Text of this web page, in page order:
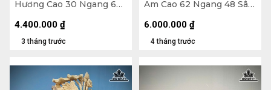
Hương Cao 30 Ngang 66
3 tháng trước
4.400.000 ₫
Am Cao 62 Ngang 48 Sâu
4 tháng trước
6.000.000 ₫